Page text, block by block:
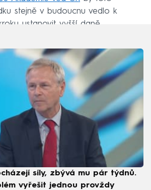
stejně v budoucnu vedlo k
ustanovit vyšší daně.
síly, zbývá mu pár týdnů.
vyřešit jednou provždy